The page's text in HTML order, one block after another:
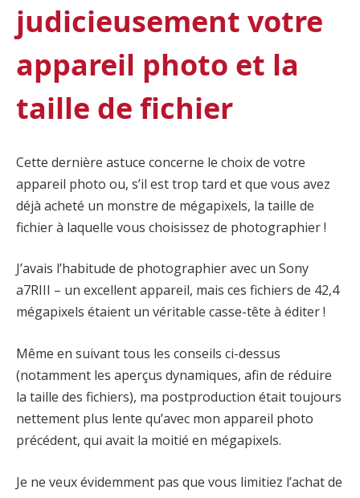
judicieusement votre
appareil photo et la
taille de fichier
Cette dernière astuce concerne le choix de votre
appareil photo ou, s’il est trop tard et que vous avez
déjà acheté un monstre de mégapixels, la taille de
fichier à laquelle vous choisissez de photographier !
J’avais l’habitude de photographier avec un Sony
a7RIII – un excellent appareil, mais ces fichiers de 42,4
mégapixels étaient un véritable casse-tête à éditer !
Même en suivant tous les conseils ci-dessus
(notamment les aperçus dynamiques, afin de réduire
la taille des fichiers), ma postproduction était toujours
nettement plus lente qu’avec mon appareil photo
précédent, qui avait la moitié en mégapixels.
Je ne veux évidemment pas que vous limitiez l’achat de